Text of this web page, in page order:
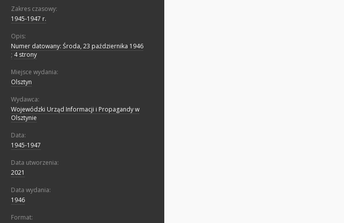
Zakres czasowy:
1945-1947 r.
Opis:
Numer datowany: Środa, 23 października 1946
; 4 strony
Miejsce wydania:
Olsztyn
Wydawca:
Wojewódzki Urząd Informacji i Propagandy w
Olsztynie
Data:
1945-1947
Data utworzenia:
2021
Data wydania:
1946
Format: